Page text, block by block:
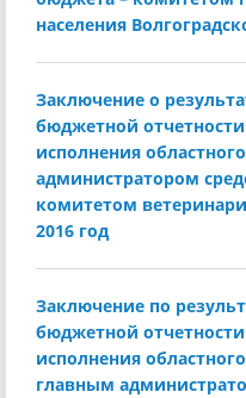
населения
Заключение о
бюджетной
исполнения
администратором
комитетом
2016 год
Заключение по
бюджетной
исполнения
главным